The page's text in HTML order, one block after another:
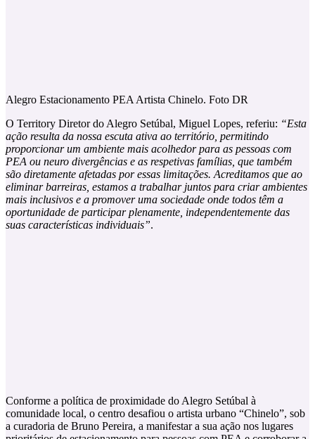
Alegro Estacionamento PEA Artista Chinelo. Foto DR
O Territory Diretor do Alegro Setúbal, Miguel Lopes, referiu: “Esta
ação resulta da nossa escuta ativa ao território, permitindo
proporcionar um ambiente mais acolhedor para as pessoas com
PEA ou neuro divergências e as respetivas famílias, que também
são diretamente afetadas por essas limitações. Acreditamos que ao
eliminar barreiras, estamos a trabalhar juntos para criar ambientes
mais inclusivos e a promover uma sociedade onde todos têm a
oportunidade de participar plenamente, independentemente das
suas características individuais”.
Conforme a política de proximidade do Alegro Setúbal à
comunidade local, o centro desafiou o artista urbano “Chinelo”, sob
a curadoria de Bruno Pereira, a manifestar a sua ação nos lugares